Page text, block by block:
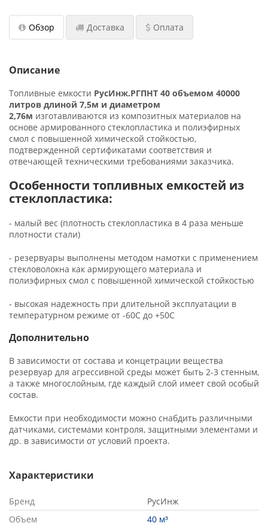
Проектирование насосных установок
пожаротушения
Мембранные расширительные баки:
Водонагреватель для современного жилого
многоквартирного дома и здания
Водонагреватели для душевых
​ Промышленные насосные станции с
Подбор аккумуляторов холода для ЦОД
Обновленный калькулятор для подбора
промышленного электрического
Заглубленные насосные станции
пожаротушения
Водонагреватели для стадионов и спортзалов
многоквартирных домов
Водонагреватель для фитнесс-центра и ФОК
Расчет пластинчатого теплообменника
Обзор Доставка Оплата
Описание
Топливные емкости РусИнж.РГПНТ 40 объемом 40000
литров длиной 7,5м и диаметром
2,76м изготавливаются из композитных материалов на
основе армированного стеклопластика и полиэфирных
смол с повышенной химической стойкостью,
подтвержденной сертификатами соответствия и
отвечающей техническими требованиями заказчика.
Особенности топливных емкостей из
стеклопластика:
- малый вес (плотность стеклопластика в 4 раза меньше
плотности стали)
- резервуары выполнены методом намотки с применением
стекловолокна как армирующего материала и
полиэфирных смол с повышенной химической стойкостью
- высокая надежность при длительной эксплуатации в
температурном режиме от -60С до +50С
Дополнительно
В зависимости от состава и концетрации вещества
резервуар для агрессивной среды может быть 2-3 стенным,
а также многослойным, где каждый слой имеет свой особый
состав.
Емкости при необходимости можно снабдить различными
датчиками, системами контроля, защитными элементами и
др. в зависимости от условий проекта.
Характеристики
Бренд
РусИнж
Объем
40 м³